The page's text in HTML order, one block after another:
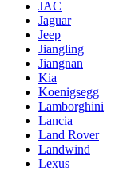
JAC
Jaguar
Jeep
Jiangling
Jiangnan
Kia
Koenigsegg
Lamborghini
Lancia
Land Rover
Landwind
Lexus